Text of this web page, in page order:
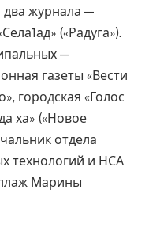
два журнала —
(«Радуга»).
—
газеты «Вести
городская «Голос
ха» («Новое
отдела
технологий и НСА
Марины